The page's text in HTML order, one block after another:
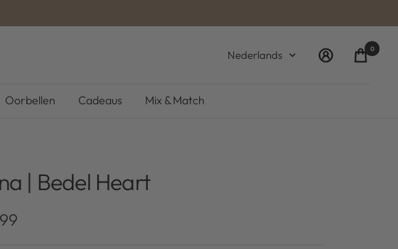
Taal
Nederlands 0
Oorbellen Cadeaus Mix & Match
| Bedel Heart